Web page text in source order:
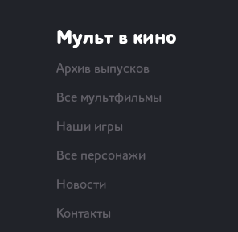
Мульт в кино
Архив выпусков
Все мультфильмы
Наши игры
Все персонажи
Новости
Контакты